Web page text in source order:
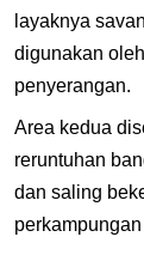
layaknya
digunakan
penyerangan.
Area kedua
reruntuhan
dan saling